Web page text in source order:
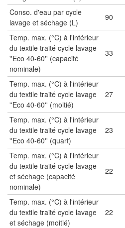
Conso. d'eau par cycle
lavage et séchage (L)
90
Temp. max. (°C) à l'intérieur
du textile traité cycle lavage
''Eco 40-60'' (capacité
nominale)
33
Temp. max. (°C) à l'intérieur
du textile traité cycle lavage
''Eco 40-60'' (moitié)
27
Temp. max. (°C) à l'intérieur
du textile traité cycle lavage
''Eco 40-60'' (quart)
23
Temp. max. (°C) à l'intérieur
du textile traité cycle lavage
et séchage (capacité
nominale)
22
Temp. max. (°C) à l'intérieur
du textile traité cycle lavage
et séchage (moitié)
22